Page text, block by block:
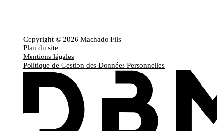
Copyright © 2026 Machado Fils
Plan du site
Mentions légales
Politique de Gestion des Données Personnelles